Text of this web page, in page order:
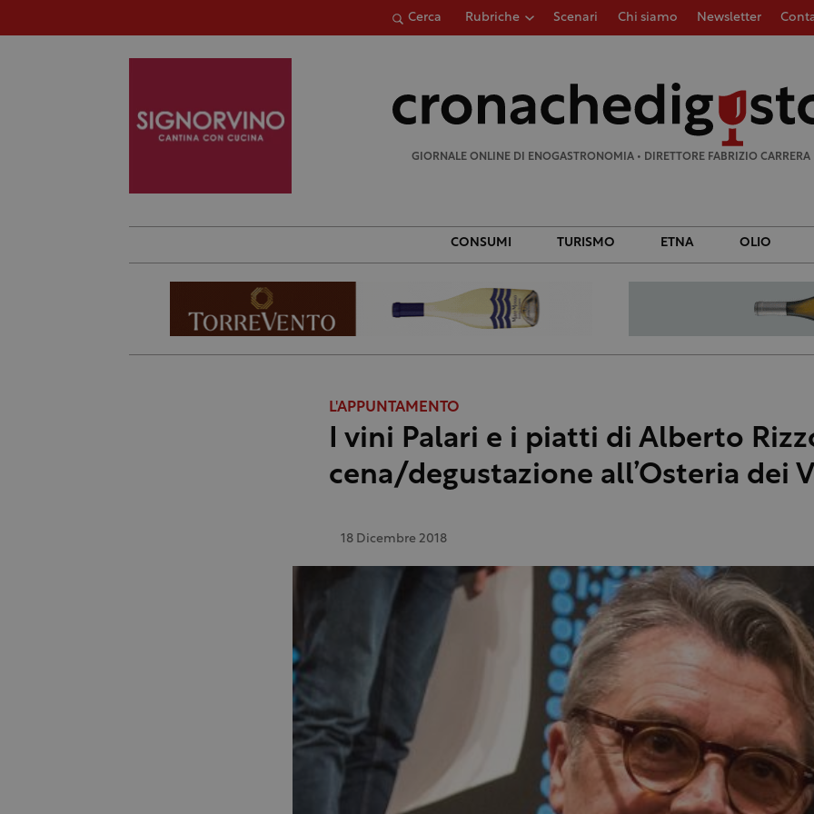
Cerca Rubriche Scenari Chi siamo Newsletter
GIORNALE ONLINE DI ENOGASTRONOMIA • DIRETTORE FABRIZIO CARRERA
CONSUMI TURISMO ETNA OLIO
L'APPUNTAMENTO
I vini Palari e i piatti di Alberto
cena/degustazione all’Osteria dei
18 Dicembre 2018